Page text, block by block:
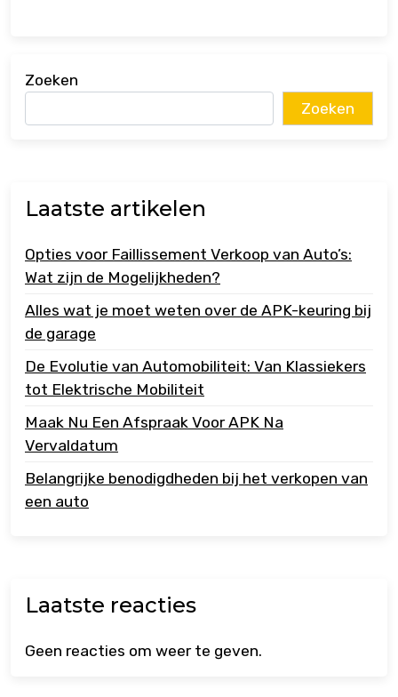
Zoeken
Zoeken
Laatste artikelen
Opties voor Faillissement Verkoop van Auto’s:
Wat zijn de Mogelijkheden?
Alles wat je moet weten over de APK-keuring bij
de garage
De Evolutie van Automobiliteit: Van Klassiekers
tot Elektrische Mobiliteit
Maak Nu Een Afspraak Voor APK Na
Vervaldatum
Belangrijke benodigdheden bij het verkopen van
een auto
Laatste reacties
Geen reacties om weer te geven.